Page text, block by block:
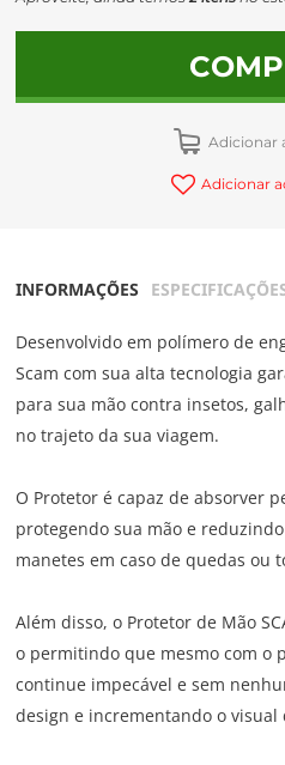
Adicionar
Adicionar
INFORMAÇÕES
Desenvolvido em polímero de
Scam com sua alta tecnologia
para sua mão contra insetos,
no trajeto da sua viagem.
O Protetor é capaz de absorver
protegendo sua mão e
manetes em caso de quedas ou
Além disso, o Protetor de Mão
o permitindo que mesmo com o
continue impecável e sem
design e incrementando o visual